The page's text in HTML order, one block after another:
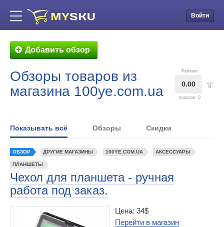
Войти
Добавить обзор
Рейтинг
0.00
голосов: 0
Обзоры товаров из
магазина 100ye.com.ua
Показывать всё Обзоры Скидки
ОБЗОР ДРУГИЕ МАГАЗИНЫ 100YE.COM.UA АКСЕССУАРЫ
ПЛАНШЕТЫ
Чехол для планшета - ручная
работа под заказ.
Цена: 34$
Перейти в магазин